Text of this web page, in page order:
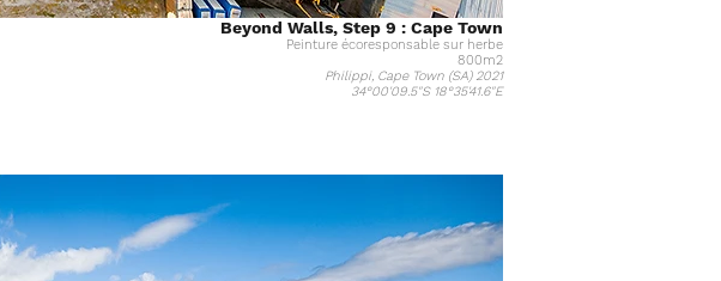
Beyond Walls, Step 9 : Cape Town
Peinture écoresponsable sur herbe
800m2
Philippi, Cape Town (SA) 2021
34°00'09.5"S 18°35'41.6"E